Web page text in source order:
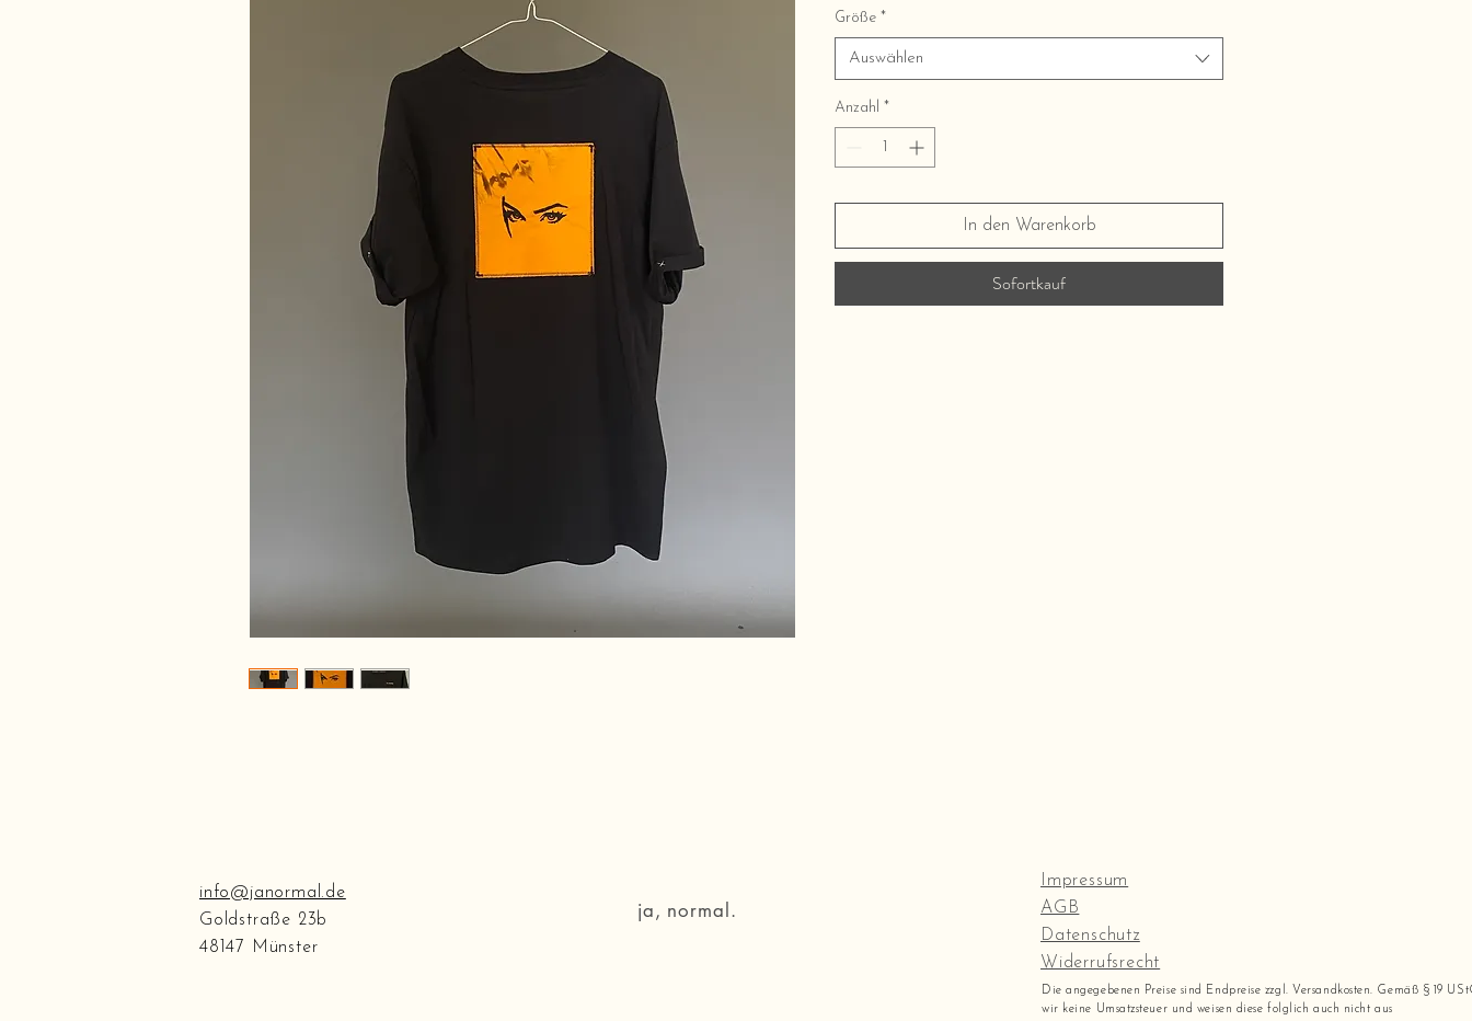
Größe *
Auswählen
Anzahl *
In den Warenkorb
Sofortkauf
info@janormal.de
Goldstraße 23b
48147 Münster
ja, normal.
Impressum
AGB
Datenschutz
Widerrufsrecht
Die angegebenen Preise sind Endpreise zzgl. Versandkosten. Gemäß § 19
wir keine Umsatzsteuer und weisen diese folglich auch nicht aus